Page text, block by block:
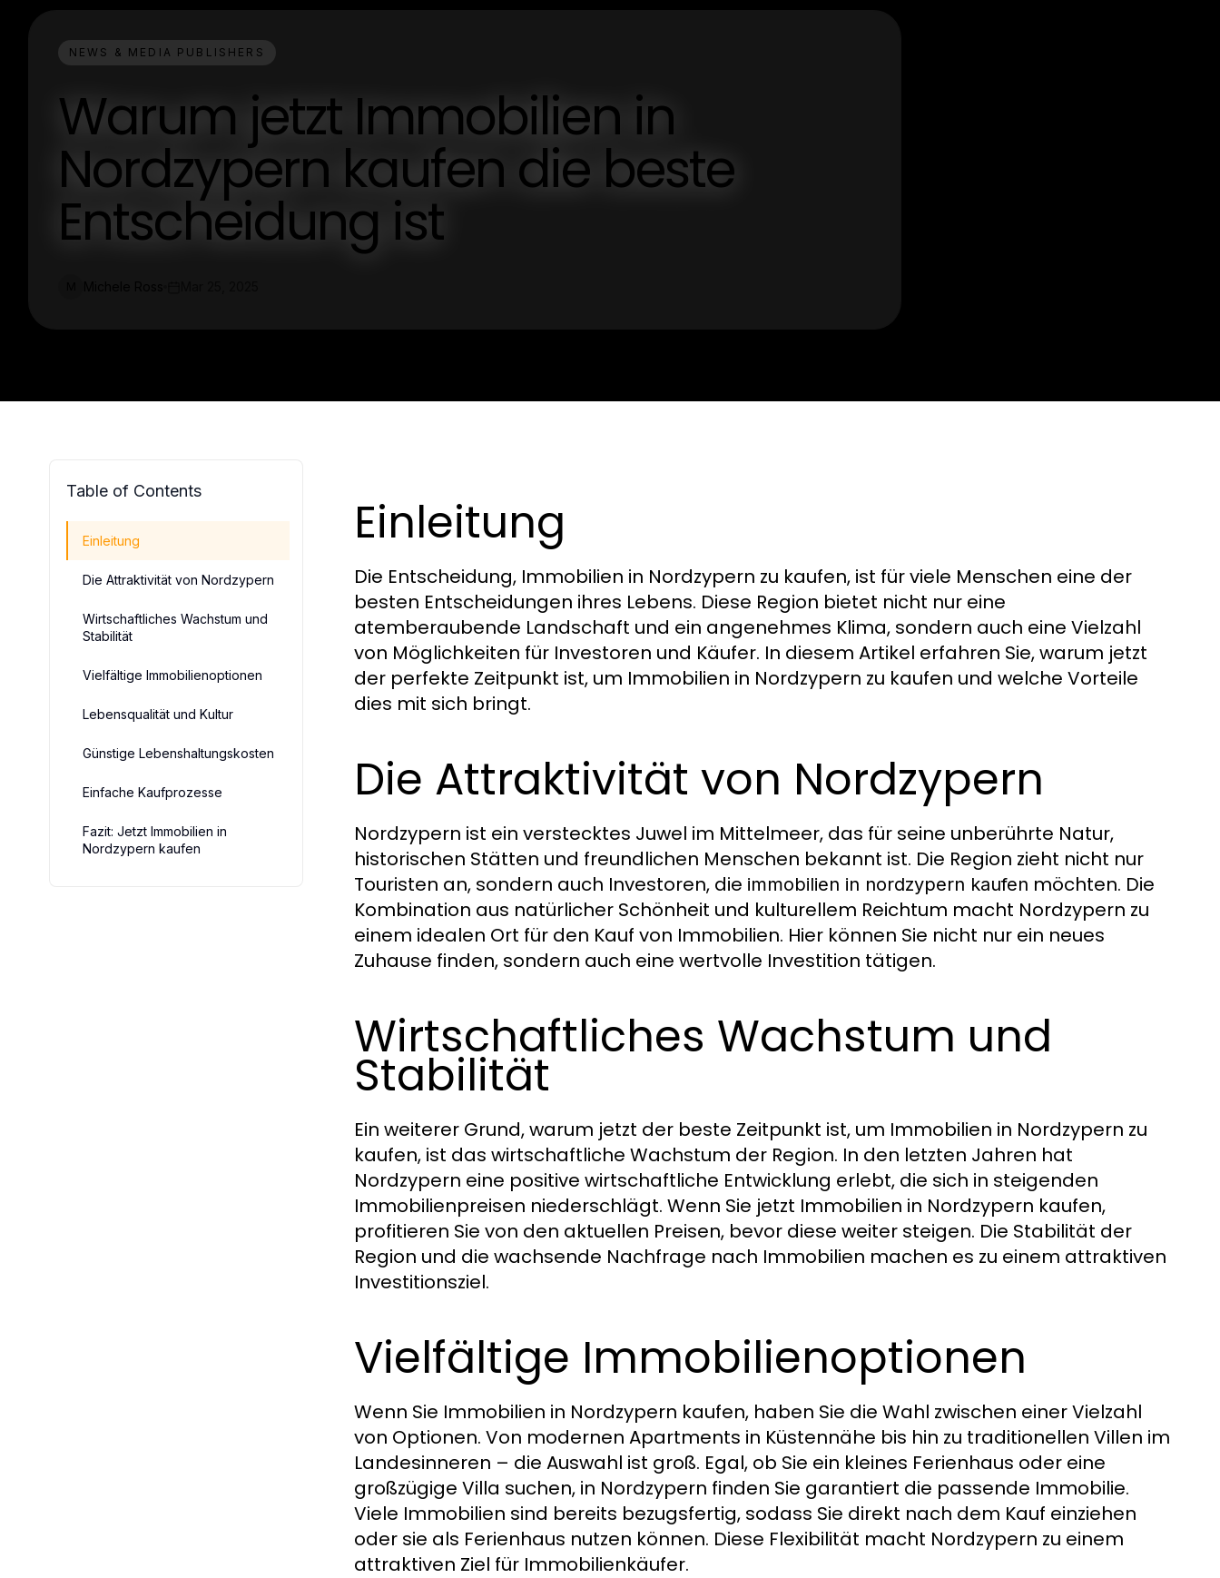
NEWS & MEDIA PUBLISHERS
Warum jetzt Immobilien in
Nordzypern kaufen die beste
Entscheidung ist
Table of Contents
Einleitung
Die Attraktivität von Nordzypern
Wirtschaftliches Wachstum und
Stabilität
Vielfältige Immobilienoptionen
Lebensqualität und Kultur
Günstige Lebenshaltungskosten
Einfache Kaufprozesse
Fazit: Jetzt Immobilien in
Nordzypern kaufen
Einleitung
Die Entscheidung, Immobilien in Nordzypern zu kaufen, ist für viele Menschen eine der
besten Entscheidungen ihres Lebens. Diese Region bietet nicht nur eine
atemberaubende Landschaft und ein angenehmes Klima, sondern auch eine Vielzahl
von Möglichkeiten für Investoren und Käufer. In diesem Artikel erfahren Sie, warum jetzt
der perfekte Zeitpunkt ist, um Immobilien in Nordzypern zu kaufen und welche Vorteile
dies mit sich bringt.
Die Attraktivität von Nordzypern
Nordzypern ist ein verstecktes Juwel im Mittelmeer, das für seine unberührte Natur,
historischen Stätten und freundlichen Menschen bekannt ist. Die Region zieht nicht nur
Touristen an, sondern auch Investoren, die immobilien in nordzypern kaufen möchten. Die
Kombination aus natürlicher Schönheit und kulturellem Reichtum macht Nordzypern zu
einem idealen Ort für den Kauf von Immobilien. Hier können Sie nicht nur ein neues
Zuhause finden, sondern auch eine wertvolle Investition tätigen.
Wirtschaftliches Wachstum und
Stabilität
Ein weiterer Grund, warum jetzt der beste Zeitpunkt ist, um Immobilien in Nordzypern zu
kaufen, ist das wirtschaftliche Wachstum der Region. In den letzten Jahren hat
Nordzypern eine positive wirtschaftliche Entwicklung erlebt, die sich in steigenden
Immobilienpreisen niederschlägt. Wenn Sie jetzt Immobilien in Nordzypern kaufen,
profitieren Sie von den aktuellen Preisen, bevor diese weiter steigen. Die Stabilität der
Region und die wachsende Nachfrage nach Immobilien machen es zu einem attraktiven
Investitionsziel.
Vielfältige Immobilienoptionen
Wenn Sie Immobilien in Nordzypern kaufen, haben Sie die Wahl zwischen einer Vielzahl
von Optionen. Von modernen Apartments in Küstennähe bis hin zu traditionellen Villen im
Landesinneren – die Auswahl ist groß. Egal, ob Sie ein kleines Ferienhaus oder eine
großzügige Villa suchen, in Nordzypern finden Sie garantiert die passende Immobilie.
Viele Immobilien sind bereits bezugsfertig, sodass Sie direkt nach dem Kauf einziehen
oder sie als Ferienhaus nutzen können. Diese Flexibilität macht Nordzypern zu einem
attraktiven Ziel für Immobilienkäufer.